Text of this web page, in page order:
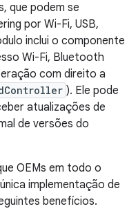
que podem se
por Wi-Fi, USB,
inclui o componente
Wi-Fi, Bluetooth
com direito a
). Ele pode
atualizações de
de versões do
OEMs em todo o
implementação de
benefícios.